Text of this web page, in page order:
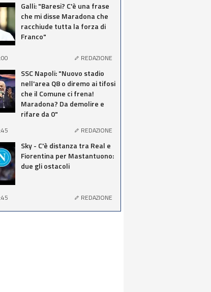
Galli: "Baresi? C'è una frase
che mi disse Maradona che
racchiude tutta la forza di
Franco"
REDAZIONE
SSC Napoli: "Nuovo stadio
nell'area Q8 o diremo ai tifosi
che il Comune ci frena!
Maradona? Da demolire e
rifare da 0"
REDAZIONE
Sky - C'è distanza tra Real e
Fiorentina per Mastantuono:
due gli ostacoli
REDAZIONE